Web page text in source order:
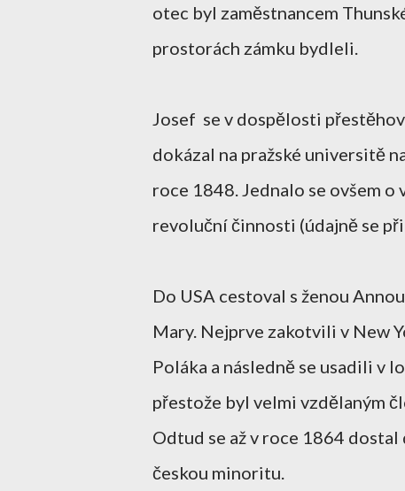
otec byl zaměstnancem
prostorách zámku bydleli.
Josef se v dospělosti
dokázal na pražské universitě
roce 1848. Jednalo se ovšem
revoluční činnosti (údajně se
Do USA cestoval s ženou
Mary. Nejprve zakotvili v New
Poláka a následně se usadili v
přestože byl velmi vzdělaným
Odtud se až v roce 1864
českou minoritu.